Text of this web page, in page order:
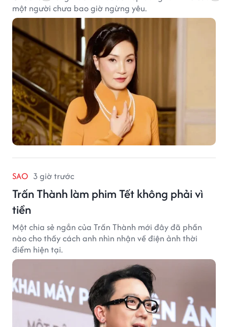
một người chưa bao giờ ngừng yêu.
SAO 3 giờ trước
Trấn Thành làm phim Tết không phải vì
tiền
Một chia sẻ ngắn của Trấn Thành mới đây đã phần
nào cho thấy cách anh nhìn nhận về điện ảnh thời
điểm hiện tại.